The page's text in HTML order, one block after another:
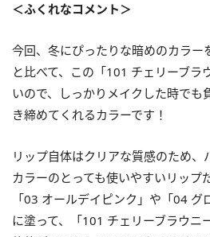
＜ふくれなコメント＞
今回、冬にぴったりな暗めのカラ
と比べて、この「101 チェリーブラ
いので、しっかりメイクした時でも
き締めてくれるカラーです！
リップ自体はクリアな質感のため
カラーのとっても使いやすいリッ
「03 オールデイピンク」や「04
に塗って、「101 チェリーブラウニ